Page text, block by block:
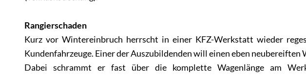
Rangierschaden
Kurz vor Wintereinbruch herrscht in einer KFZ-Werkstatt wieder
Kundenfahrzeuge. Einer der Auszubildenden will einen eben neubereiften
Dabei schrammt er fast über die komplette Wagenlänge am